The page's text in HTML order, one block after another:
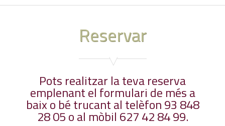
Reservar
Pots realitzar la teva reserva
emplenant el formulari de més a
baix o bé trucant al telèfon 93 848
28 05 o al mòbil 627 42 84 99.